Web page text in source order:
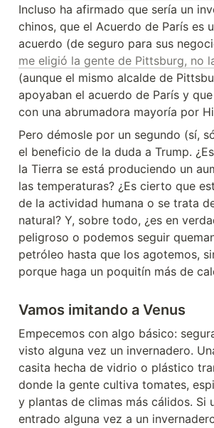
Incluso ha afirmado que sería un
chinos, que el Acuerdo de París es
acuerdo (de seguro para sus
me eligió la gente de Pittsburg, no
(aunque el mismo alcalde de
apoyaban el acuerdo de París y
con una abrumadora mayoría por
Pero démosle por un segundo (sí,
el beneficio de la duda a Trump.
la Tierra se está produciendo un
las temperaturas? ¿Es cierto que
de la actividad humana o se trata
natural? Y, sobre todo, ¿es en
peligroso o podemos seguir
petróleo hasta que los agotemos,
porque haga un poquitín más de
Vamos imitando a Venus
Empecemos con algo básico:
visto alguna vez un invernadero.
casita hecha de vidrio o plástico
donde la gente cultiva tomates,
y plantas de climas más cálidos. Si
entrado alguna vez a un